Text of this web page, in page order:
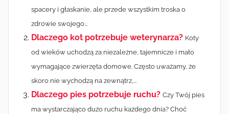
spacery i głaskanie, ale przede wszystkim troska o
zdrowie swojego...
Dlaczego kot potrzebuje weterynarza? Koty
od wieków uchodzą za niezależne, tajemnicze i mało
wymagające zwierzęta domowe. Często uważamy, że
skoro nie wychodzą na zewnątrz,...
Dlaczego pies potrzebuje ruchu? Czy Twój pies
ma wystarczająco dużo ruchu każdego dnia? Choć